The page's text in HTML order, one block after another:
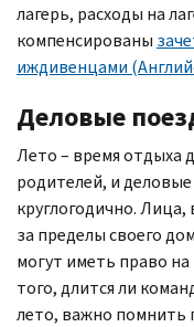
лагерь, расходы на
компенсированы
иждивенцами
Деловые
Лето – время отдыха
родителей, и
круглогодично.
за пределы своего
могут иметь право
того, длится ли
лето, важно помнить